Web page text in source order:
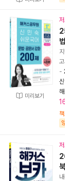
미리보기
-